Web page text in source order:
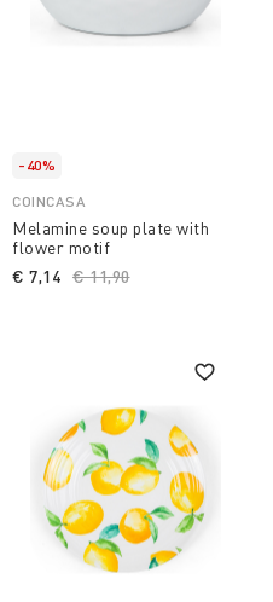
-40%
COINCASA
Melamine soup plate with
flower motif
Price reduced from
€ 11,90to
€ 7,14